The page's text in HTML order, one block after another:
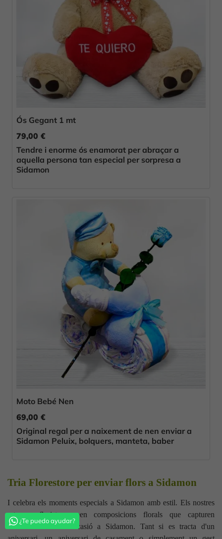
Ós Gegant 1 mt
79,00 €
Tendre i enorme ós enamorat per abraçar a
aquella persona tan especial per sorpresa a
Sidamon
Moto Bebé Nen
69,00 €
Original regal per a naixement de nen enviar a
Sidamon Peluix, bolquers, manteta, baber
Tria Florestore per enviar flors a Sidamon
I celebra els moments especials a Sidamon amb estil. Els nostres
artesans floristes creen composicions florals que capturen
l'essència de cada ocasió a Sidamon. Tant si es tracta d'un
¿Te puedo ayudar?